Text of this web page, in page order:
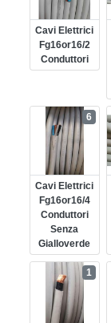
Cavi Elettrici
Fg16or16/2
Conduttori
Cavi Elettrici
Fg16or16/4
Conduttori
Senza
Gialloverde
6
1